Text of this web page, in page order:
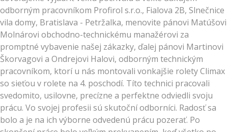
odborným pracovníkom Profirol s.r.o., Fialova 2B, Slnečnice
vila domy, Bratislava - Petržalka, menovite pánovi Matúšovi
Molnárovi obchodno-technickému manažérovi za
promptné vybavenie našej zákazky, ďalej pánovi Martinovi
Škorvagovi a Ondrejovi Halovi, odborným technickým
pracovníkom, ktorí u nás montovali vonkajšie rolety Climax
so sieťou v rolete na 4. poschodí. Títo technici pracovali
svedomito, usilovne, precízne a perfektne odviedli svoju
prácu. Vo svojej profesii sú skutoční odborníci. Radosť sa
bolo a je na ich výborne odvedenú prácu pozerať. Po